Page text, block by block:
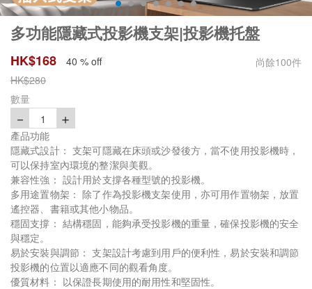
多功能隱藏式投影機支架|投影機托盤
HK$168 40 % off 尚餘100件
HK$280
數量
－ 1 ＋
產品功能
隱藏式設計： 支架可隱藏在床頭或沙發後方，當不使用投影機時，
可以保持室內環境的整潔與美觀。
兼容性強： 設計用於支撐各種型號的投影機。
多用途置物架： 除了作為投影機支架使用，亦可用作置物架，放置
遙控器、書籍或其他小物品。
穩固支撐： 結構穩固，能夠承受投影機的重量，確保投影機的安全
與穩定。
易於安裝與調節： 支架設計考慮到用戶的便利性，易於安裝和調節
投影機的位置以適應不同的觀看角度。
優質材料： 以保證長期使用的耐用性和堅固性。